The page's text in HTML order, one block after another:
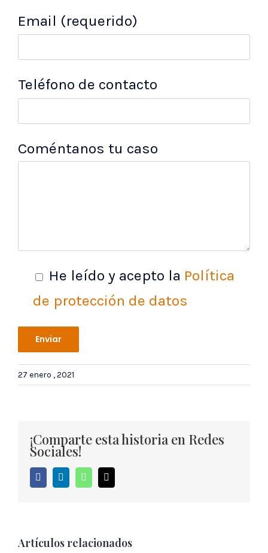
Email (requerido)
Teléfono de contacto
Coméntanos tu caso
He leído y acepto la Política
de protección de datos
27 enero , 2021
¡Comparte esta historia en Redes
Sociales!
FacebookLinkedInWhatsApp
electrónico
Artículos relacionados